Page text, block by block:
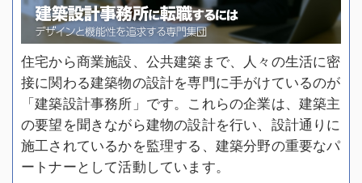
住宅から商業施設、公共建築まで、人々の生活に密
接に関わる建築物の設計を専門に手がけているのが
「建築設計事務所」です。これらの企業は、建築主
の要望を聞きながら建物の設計を行い、設計通りに
施工されているかを監理する、建築分野の重要なパ
ートナーとして活動しています。